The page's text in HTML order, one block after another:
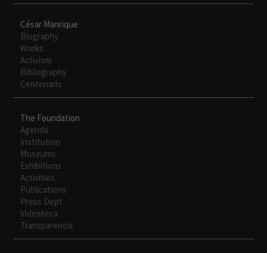
César Manrique
Biography
Works
Activism
Bibliography
Centenario
The Foundation
Agenda
Institution
Museums
Exhibitions
Activities
Publications
Press Dept
Videoteca
Transparencia